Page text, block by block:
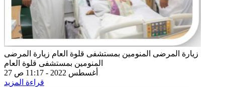
زيارة المرضى المنومين بمستشفى قلوة العام زيارة المرضى
المنومين بمستشفى قلوة العام
27 أغسطس 2022 - 11:17 ص
قراءة المزيد